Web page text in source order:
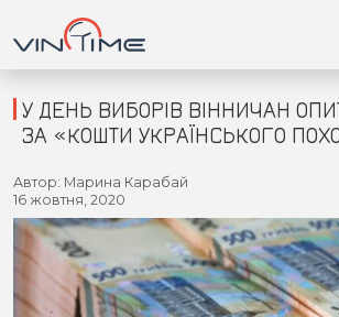
Головна
Війна
Новини
У ДЕНЬ ВИБОРІВ ВІННИЧАН
ЗА «КОШТИ УКРАЇНСЬКОГО
Автор: Марина Карабай
16 жовтня, 2020